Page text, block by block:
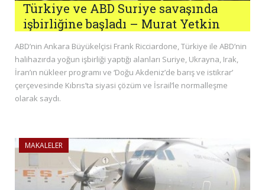
Türkiye ve ABD Suriye savaşında
işbirliğine başladı – Murat Yetkin
ABD’nin Ankara Büyükelçisi Frank Ricciardone, Türkiye ile ABD’nin
halihazırda yoğun işbirliği yaptığı alanları Suriye, Ukrayna, Irak,
İran’ın nükleer programı ve ‘Doğu Akdeniz’de barış ve istikrar’
çerçevesinde Kıbrıs’ta siyasi çözüm ve İsrail’le normalleşme
olarak saydı.
MAKALELER